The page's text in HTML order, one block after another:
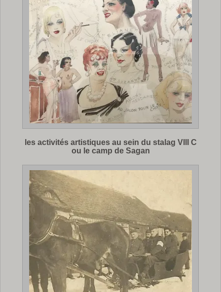
les activités artistiques au sein du stalag VIII C
ou le camp de Sagan